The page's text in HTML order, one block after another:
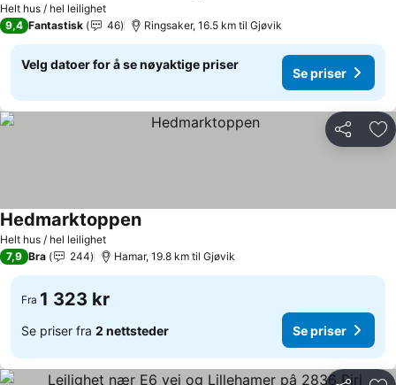
Helt hus / hel leilighet
9,4 Fantastisk 46 Ringsaker, 16.5 km til Gjøvik
Velg datoer for å se nøyaktige priser
Se priser
Del
Helt hus / hel leilighet
Hedmarktoppen
7,9 Bra 244 Hamar, 19.8 km til Gjøvik
Fra 1 323 kr
Se priser fra 2 nettsteder Se priser